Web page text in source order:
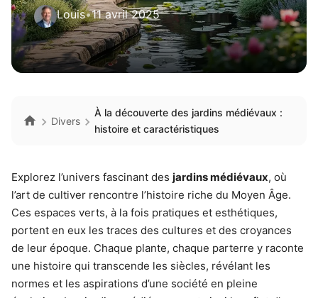
Louis•11 avril 2025
Divers
À la découverte des jardins médiévaux :
histoire et caractéristiques
Explorez l’univers fascinant des jardins médiévaux, où
l’art de cultiver rencontre l’histoire riche du Moyen Âge.
Ces espaces verts, à la fois pratiques et esthétiques,
portent en eux les traces des cultures et des croyances
de leur époque. Chaque plante, chaque parterre y raconte
une histoire qui transcende les siècles, révélant les
normes et les aspirations d’une société en pleine